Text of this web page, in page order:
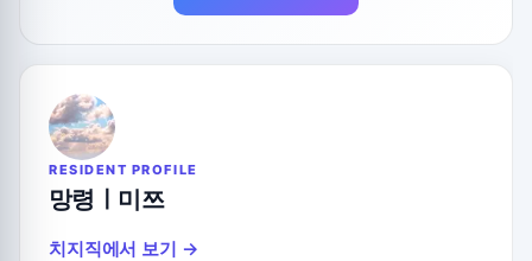
RESIDENT PROFILE
망령ㅣ미쯔
치지직에서 보기 →